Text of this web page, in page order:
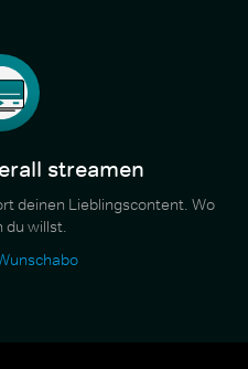
streamen
deinen Lieblingscontent. Wo
du willst.